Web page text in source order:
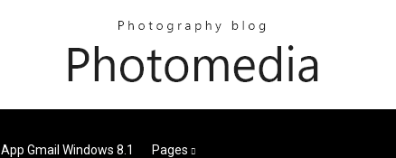
App Gmail Windows 8.1 Pages